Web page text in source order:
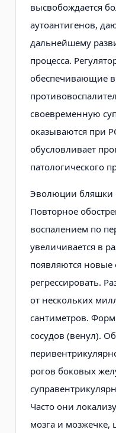
высвобождается
аутоантигенов,
дальнейшему
процесса.
обеспечивающие
своевременную
оказываются при
обусловливает
патологического
Эволюции бляшки
Повторное
воспалением по
увеличивается в
появляются новые
регрессировать.
от нескольких
сантиметров.
сосудов (венул).
рогов боковых
Часто они
мозга и мозжечке,